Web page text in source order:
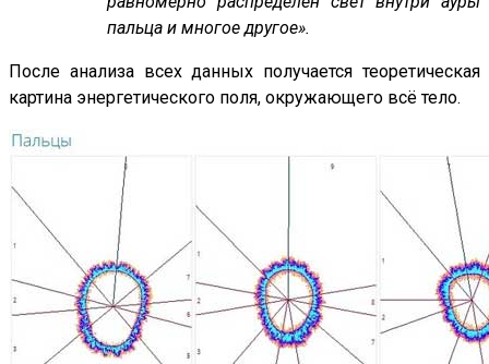
пальца и многое другое».
После анализа всех данных получается теоретическая
картина энергетического поля, окружающего всё тело.